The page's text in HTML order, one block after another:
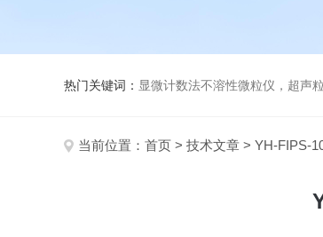
热门关键词： 显微计数法不溶性微粒仪，超声粒度仪销售，多功
当前位置： 首页 > 技术文章 > YH-FIPS-